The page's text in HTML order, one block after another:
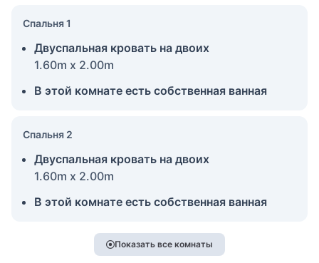
Спальня 1
Двуспальная кровать на двоих
1.60m x 2.00m
В этой комнате есть собственная ванная
Спальня 2
Двуспальная кровать на двоих
1.60m x 2.00m
В этой комнате есть собственная ванная
Показать все комнаты